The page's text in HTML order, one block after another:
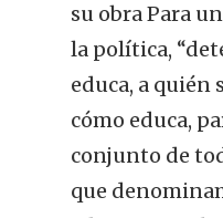
su obra Para
la política,
educa, a quién
cómo educa,
conjunto de
que